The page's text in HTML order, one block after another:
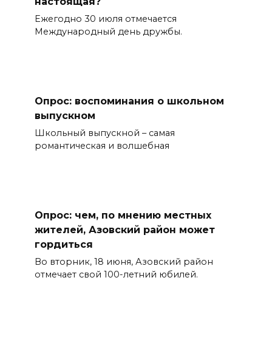
Ежегодно 30 июля отмечается
Международный день дружбы.
Опрос: воспоминания о школьном
выпускном
Школьный выпускной – самая
романтическая и волшебная
Опрос: чем, по мнению местных
жителей, Азовский район может
гордиться
Во вторник, 18 июня, Азовский район
отмечает свой 100-летний юбилей.